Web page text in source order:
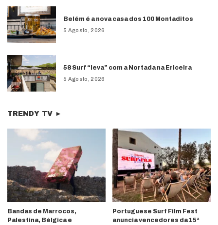
Belém é a nova casa dos 100 Montaditos
5 Agosto, 2026
58 Surf “leva” com a Nortada na Ericeira
5 Agosto, 2026
TRENDY TV ►
Bandas de Marrocos,
Palestina, Bélgica e
Portuguese Surf Film Fest
anuncia vencedores da 15ª